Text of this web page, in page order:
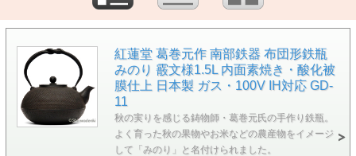
紅蓮堂 葛巻元作 南部鉄器 布団形鉄瓶
みのり 霰文様1.5L 内面素焼き・酸化被
膜仕上 日本製 ガス・100V IH対応 GD-
11
秋の実りを感じる鋳物師・葛巻元氏の手作り鉄瓶。
よく育った秋の果物やお米などの農産物をイメージ
して「みのり」と名付けられました。